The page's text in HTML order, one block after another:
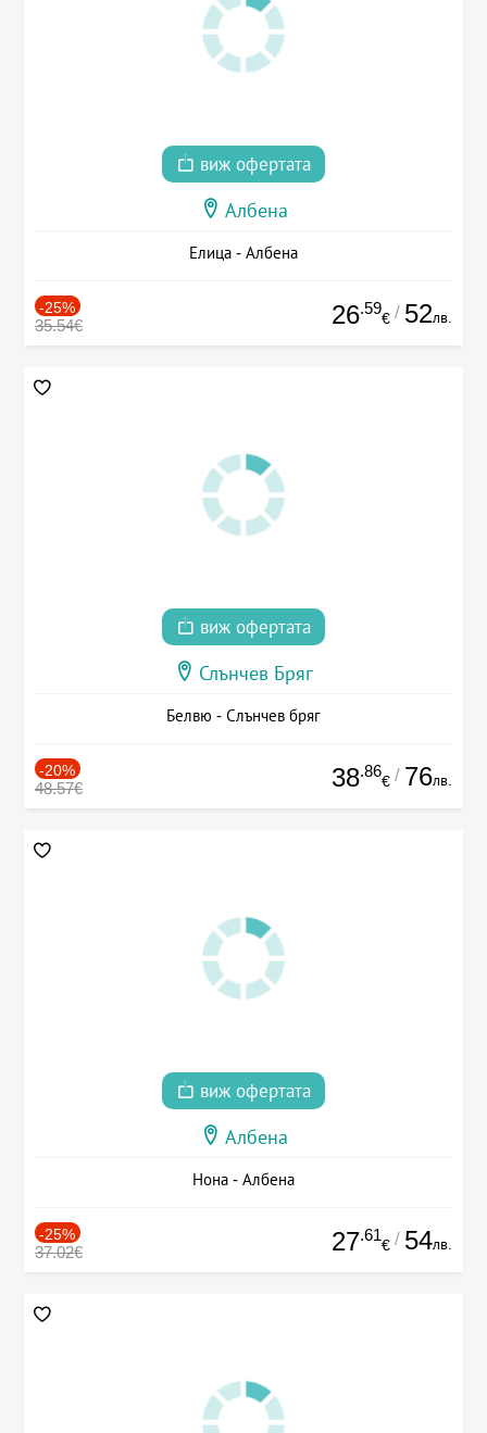
виж офертата
Албена
Елица - Албена
-25%
35.54€ 26.59
€ / 52лв.
виж офертата
Слънчев Бряг
Белвю - Слънчев бряг
-20%
48.57€ 38.86
€ / 76лв.
виж офертата
Албена
Нона - Албена
-25%
37.02€ 27.61
€ / 54лв.